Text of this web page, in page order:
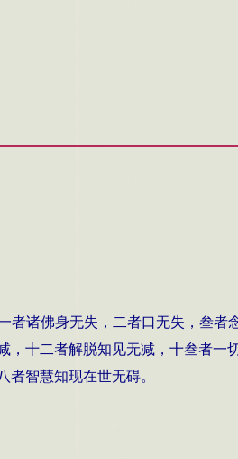
诸佛身无失，二者口无失，叁者
十二者解脱知见无减，十叁者一
智慧知现在世无碍。